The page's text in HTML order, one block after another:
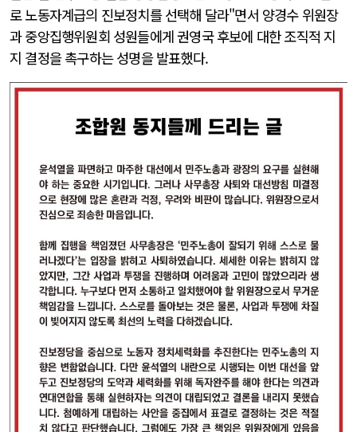
로 노동자계급의 진보정치를 선택해 달라"면서 양경수 위원장
과 중앙집행위원회 성원들에게 권영국 후보에 대한 조직적 지
지 결정을 촉구하는 성명을 발표했다.